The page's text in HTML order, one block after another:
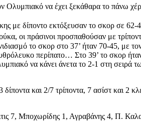
να έχει ξεκάθαρα το πάνω χέρι
με δίποντο εκτόξευσαν το σκορ σε
οι πράσινοι προσπαθούσαν με
το σκορ στο 37’ ήταν 70-45, με
περίπατο… Στο 39’ το σκορ
να κάνει άνετα το 2-1 στη σειρά
και 2/7 τρίποντα, 7 ασίστ και
7, Μποχωρίδης 1, Αγραβάνης 4, Π.